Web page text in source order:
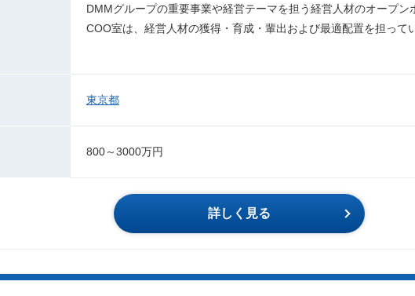
DMMグループの重要事業や経営テーマを担う経営人材のオープン
COO室は、経営人材の獲得・育成・輩出および最適配置を担って
東京都
800～3000万円
詳しく見る